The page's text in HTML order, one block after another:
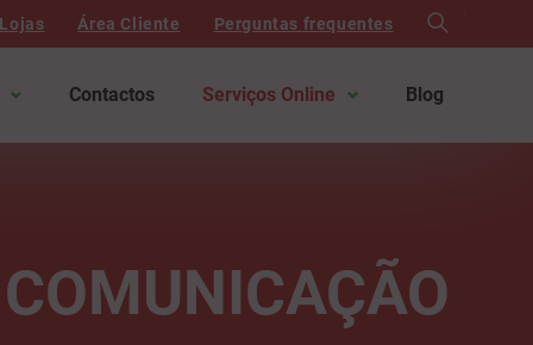
Lojas Área Cliente Perguntas frequentes
Contactos Serviços Online Blog